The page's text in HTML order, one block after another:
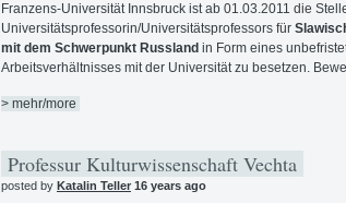
Franzens-Universität Innsbruck ist ab 01.03.2011 die
Universitätsprofessorin/Universitätsprofessors für
mit dem Schwerpunkt Russland in Form eines
Arbeitsverhältnisses mit der Universität zu besetzen.
> mehr/more
Professur Kulturwissenschaft Vechta
posted by Katalin Teller 16 years ago